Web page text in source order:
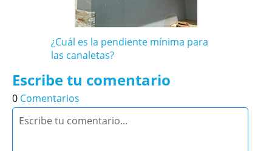
¿Cuál es la pendiente mínima para
las canaletas?
Escribe tu comentario
0 Comentarios